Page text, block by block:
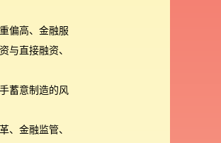
偏高、金融服
与直接融资、
蓄意制造的风
、金融监管、